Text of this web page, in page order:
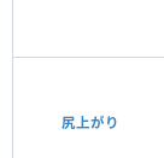
尻上がり